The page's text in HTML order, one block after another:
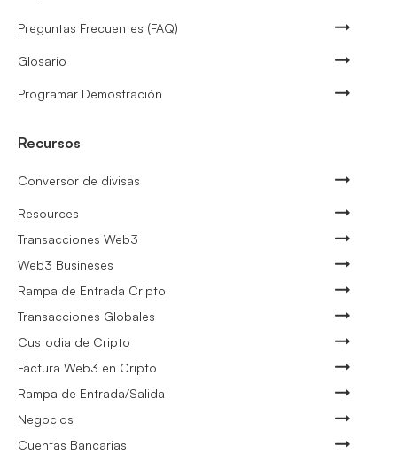
Preguntas Frecuentes (FAQ)
Glosario
Programar Demostración
Recursos
Conversor de divisas
Resources
Transacciones Web3
Web3 Busineses
Rampa de Entrada Cripto
Transacciones Globales
Custodia de Cripto
Factura Web3 en Cripto
Rampa de Entrada/Salida
Negocios
Cuentas Bancarias